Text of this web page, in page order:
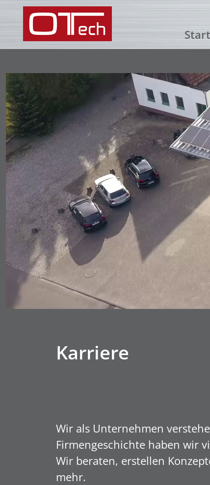
Karriere
Wir als Unternehmen
Firmengeschichte haben wir
Wir beraten, erstellen
mehr.